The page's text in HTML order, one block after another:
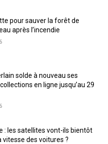
pour sauver la forêt de
après l’incendie
solde à nouveau ses
en ligne jusqu’au 29
: les satellites vont-ils bientôt
vitesse des voitures ?